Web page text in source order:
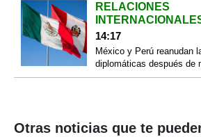
RELACIONES
14:17
México y Perú reanudan
diplomáticas después de
Otras noticias que te